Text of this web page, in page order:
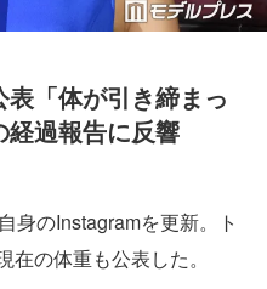
「体が引き締まっ
過報告に反響
身のInstagramを更新。ト
の体重も公表した。